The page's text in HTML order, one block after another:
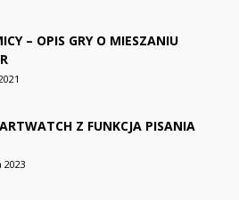
– OPIS GRY O MIESZANIU
Z FUNKCJA PISANIA
2023